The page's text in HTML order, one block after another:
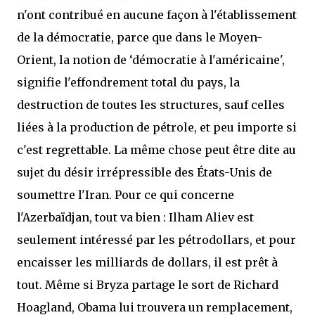
n'ont contribué en aucune façon à l'établissement
de la démocratie, parce que dans le Moyen-
Orient, la notion de ‘démocratie à l'américaine',
signifie l'effondrement total du pays, la
destruction de toutes les structures, sauf celles
liées à la production de pétrole, et peu importe si
c'est regrettable. La même chose peut être dite au
sujet du désir irrépressible des États-Unis de
soumettre l'Iran. Pour ce qui concerne
l'Azerbaïdjan, tout va bien : Ilham Aliev est
seulement intéressé par les pétrodollars, et pour
encaisser les milliards de dollars, il est prêt à
tout. Même si Bryza partage le sort de Richard
Hoagland, Obama lui trouvera un remplacement,